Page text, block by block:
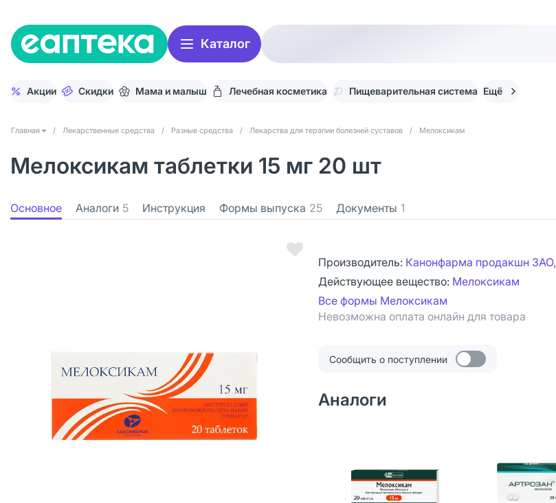
Каталог
Акции Скидки Мама и малыш Лечебная косметика Пищеварительная система Ещё
Главная / Лекарственные средства / Разные средства / Лекарства для терапии болезней суставов / Мелоксикам
Мелоксикам таблетки 15 мг 20 шт
Основное Аналоги 5 Инструкция Формы выпуска 25 Документы 1
Производитель: Канонфарма продакшн
Действующее вещество: Мелоксикам
Все формы Мелоксикам
Невозможна оплата онлайн для товара
Сообщить о поступлении
Аналоги